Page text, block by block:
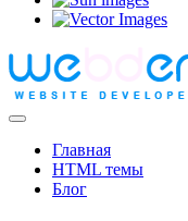
Главная
HTML темы
Блог